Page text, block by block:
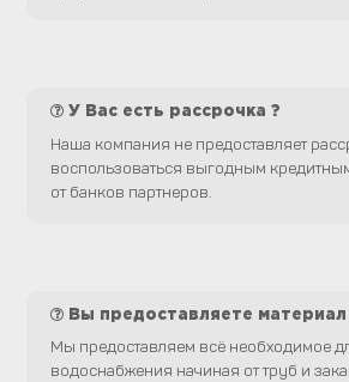
У Вас есть рассрочка ?
Наша компания не предоставляет
воспользоваться выгодным
от банков партнеров.
Вы предоставляете материал
Мы предоставляем всё необходимое
водоснабжения начиная от труб и